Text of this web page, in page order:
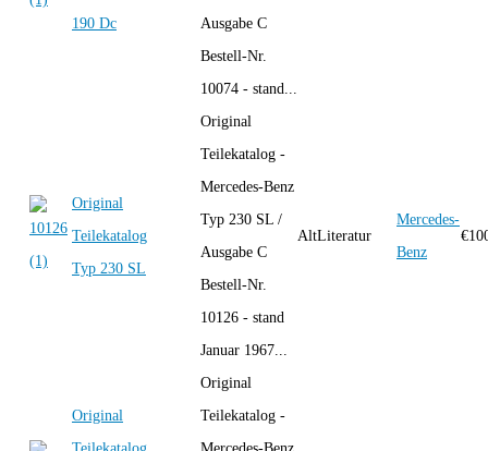
190 Dc
Ausgabe C
Bestell-Nr.
10074 - stand...
Original
Teilekatalog
Typ 230 SL
Original
Teilekatalog -
Mercedes-Benz
Typ 230 SL /
Ausgabe C
Bestell-Nr.
10126 - stand
Januar 1967...
AltLiteratur
Mercedes-
Benz
€
Original
Original
Teilekatalog -